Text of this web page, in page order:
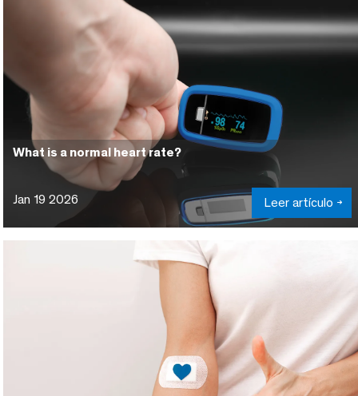
What is a normal heart rate?
Jan 19 2026 Leer artículo